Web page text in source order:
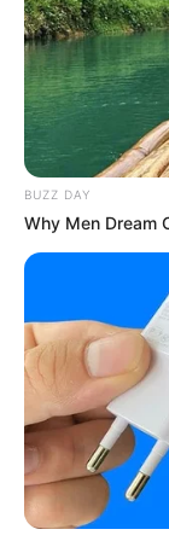
berbahaya.
Untuk babak
aktor webtoon.
menjadi aktor
BUZZ DAY
Why Men Dream